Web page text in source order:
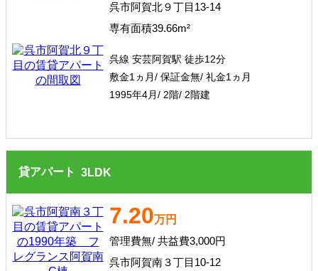
呉市阿賀北９丁目13-14
専有面積39.66m²
呉線 安芸阿賀駅 徒歩12分
敷金1ヵ月/ 保証金無/ 礼金1ヵ月
1995年4月/ 2階/ 2階建
貸アパート 3LDK
7.20万円
管理費無/ 共益費3,000円
呉市阿賀南３丁目10-12